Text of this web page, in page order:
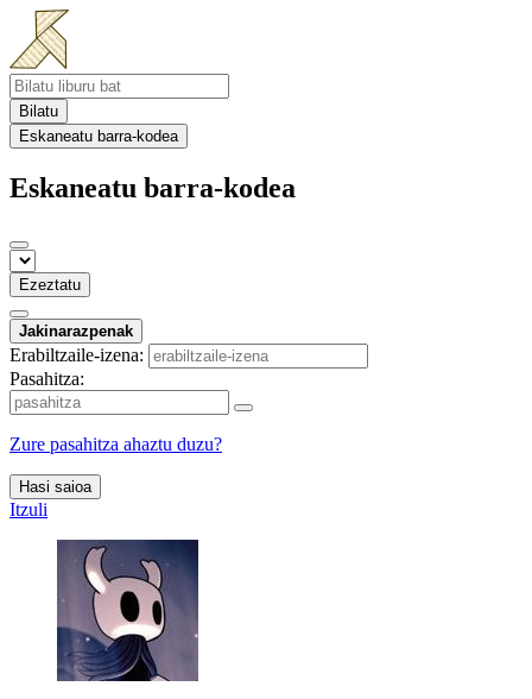
Bilatu
Eskaneatu barra-kodea
Eskaneatu barra-kodea
Ezeztatu
Jakinarazpenak
Erabiltzaile-izena:
Pasahitza:
Zure pasahitza ahaztu duzu?
Hasi saioa
Itzuli